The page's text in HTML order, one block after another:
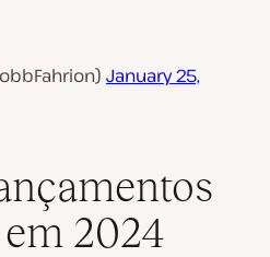
January 25,
2024